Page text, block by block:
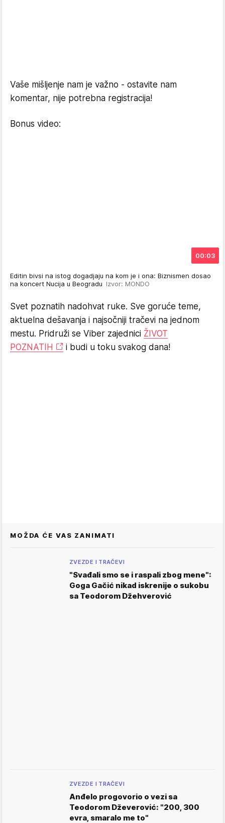
Vaše mišljenje nam je važno - ostavite nam
komentar, nije potrebna registracija!
Bonus video:
00:03
Editin bivsi na istog dogadjaju na kom je i ona: Biznismen dosao
na koncert Nucija u Beogradu Izvor: MONDO
Svet poznatih nadohvat ruke. Sve goruće teme,
aktuelna dešavanja i najsočniji tračevi na jednom
mestu. Pridruži se Viber zajednici ŽIVOT
POZNATIH
i budi u toku svakog dana!
MOŽDA ĆE VAS ZANIMATI
ZVEZDE I TRAČEVI
"Svađali smo se i raspali zbog mene":
Goga Gačić nikad iskrenije o sukobu
sa Teodorom Džehverović
ZVEZDE I TRAČEVI
Anđelo progovorio o vezi sa
Teodorom Dževerović: "200, 300
evra, smaralo me to"